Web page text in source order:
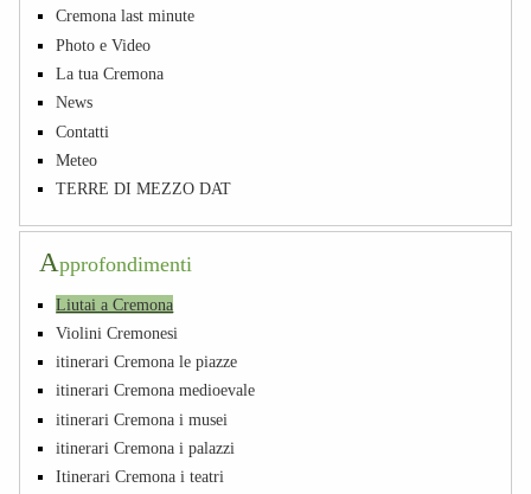
Cremona last minute
Photo e Video
La tua Cremona
News
Contatti
Meteo
TERRE DI MEZZO DAT
Approfondimenti
Liutai a Cremona
Violini Cremonesi
itinerari Cremona le piazze
itinerari Cremona medioevale
itinerari Cremona i musei
itinerari Cremona i palazzi
Itinerari Cremona i teatri